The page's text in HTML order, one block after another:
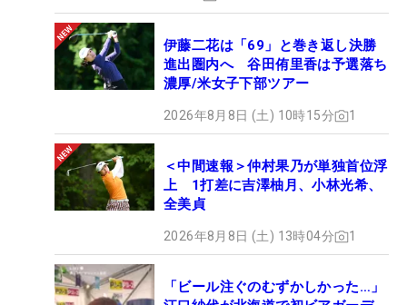
伊藤二花は「69」と巻き返し決勝
進出圏内へ 谷田侑里香は予選落ち
濃厚/米女子下部ツアー
2026年8月8日 (土) 10時15分 1
＜中間速報＞仲村果乃が単独首位浮
上 1打差に吉澤柚月、小林光希、
全美貞
2026年8月8日 (土) 13時04分 1
「ビール注ぐのむずかしかった…」